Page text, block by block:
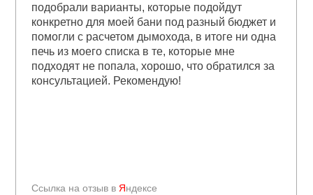
Ссылка на отзыв в Яндексе
подобрали варианты, которые подойдут
конкретно для моей бани под разный бюджет и
помогли с расчетом дымохода, в итоге ни одна
печь из моего списка в те, которые мне
подходят не попала, хорошо, что обратился за
консультацией. Рекомендую!